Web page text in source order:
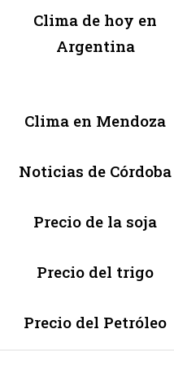
Clima de hoy en
Argentina
Clima en Mendoza
Noticias de Córdoba
Precio de la soja
Precio del trigo
Precio del Petróleo